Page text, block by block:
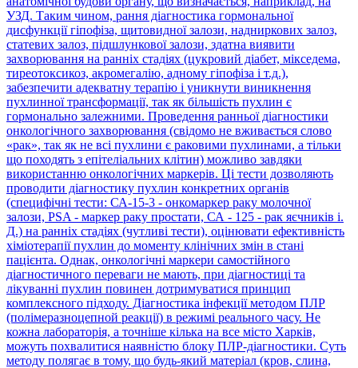
УЗД. Таким чином, рання діагностика гормональної
дисфункції гіпофіза, щитовидної залози, надниркових залоз,
статевих залоз, підшлункової залози, здатна виявити
захворювання на ранніх стадіях (цукровий діабет, мікседема,
тиреотоксикоз, акромегалію, адному гіпофіза і т.д.),
забезпечити адекватну терапію і уникнути виникнення
пухлинної трансформації, так як більшість пухлин є
гормонально залежними. Проведення ранньої діагностики
онкологічного захворювання (свідомо не вживається слово
«рак», так як не всі пухлини є раковими пухлинами, а тільки
що походять з епітеліальних клітин) можливо завдяки
використанню онкологічних маркерів. Ці тести дозволяють
проводити діагностику пухлин конкретних органів
(специфічні тести: СА-15-3 - онкомаркер раку молочної
залози, PSA - маркер раку простати, СА - 125 - рак яєчників і.
Д.) на ранніх стадіях (чутливі тести), оцінювати ефективність
хіміотерапії пухлин до моменту клінічних змін в стані
пацієнта. Однак, онкологічні маркери самостійного
діагностичного переваги не мають, при діагностиці та
лікуванні пухлин повинен дотримуватися принцип
комплексного підходу. Діагностика інфекції методом ПЛР
(полімеразноцепной реакції) в режимі реального часу. Не
кожна лабораторія, а точніше кілька на все місто Харків,
можуть похвалитися наявністю блоку ПЛР-діагностики. Суть
методу полягає в тому, що будь-який матеріал (кров, слина,